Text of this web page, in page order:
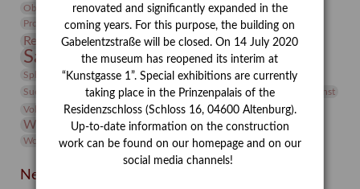
Objekt im Fokus
Paul Klee Peter Schnürpel Phelloplastik
Pohlhof
Provenienz
Provenienzforschung
Restaurierung Restitution Rudi Lesser Ruth Wolf-Rehfeld
Sammlung Samstagszeichner Skulptur
Sonderausstellung
Sphinx
studio Studio Bildende Kunst
studioDIGITAL
Suermondt-Ludwig-Museum
Vermittlung Video
Videokunst
Volontariat
Walter Rheiner Weihnachten Werefkin
Werkbetrachtung Winter Wissenschaft
Wolf and Dog
Wolf und Hund
Zirkuswoche
Neueste Beiträge
renovated and significantly expanded in the
coming years. For this purpose, the building on
Gabelentzstraße will be closed. On 14 July 2020
the museum has reopened its interim at
“Kunstgasse 1”. Special exhibitions are currently
taking place in the Prinzenpalais of the
Residenzschloss (Schloss 16, 04600 Altenburg).
Up-to-date information on the construction
work can be found on our homepage and on our
social media channels!